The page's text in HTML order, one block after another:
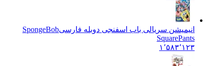
انیمیشن سریالی باب اسفنجی دوبله فارسیSpongeBob
SquarePants
۱٬۵۸۳٬۱۲۳